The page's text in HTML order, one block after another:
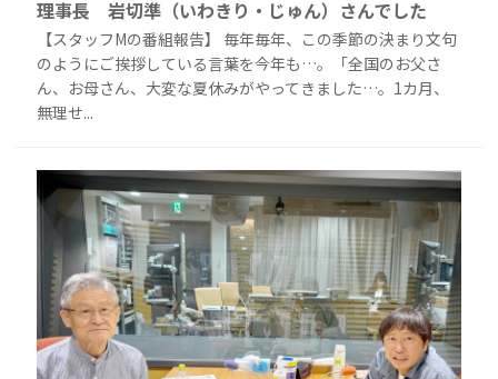
理事長 岩切準（いわきり・じゅん）さんでした
【スタッフMの番組報告】 毎年毎年、この季節の決まり文句
のようにご挨拶している言葉を今年も…。「全国のお父さ
ん、お母さん、大変な夏休みがやってきました…。1カ月、
無理せ...